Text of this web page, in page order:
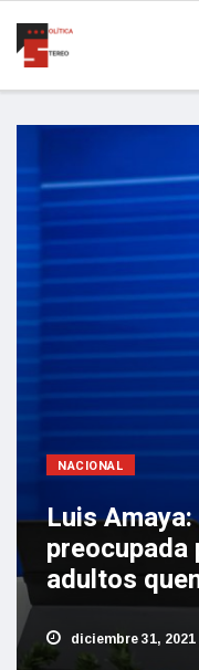
NACIONAL
Luis
adultos
diciembre 31, 2021